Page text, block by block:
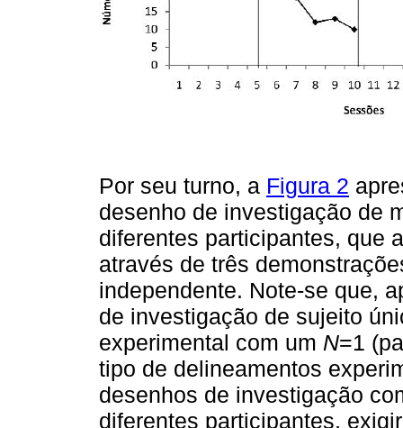
Por seu turno, a Figura 2
desenho de investigação de
diferentes participantes, que
através de três
independente. Note-se que,
de investigação de sujeito
experimental com um N=1
tipo de delineamentos
desenhos de investigação
diferentes participantes,